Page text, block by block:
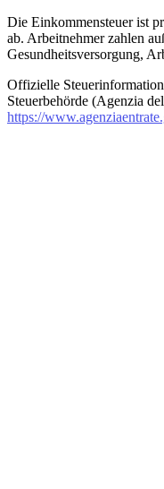
Die Einkommensteuer ist
ab. Arbeitnehmer zahlen
Gesundheitsversorgung,
Offizielle
Steuerbehörde (Agenzia
https://